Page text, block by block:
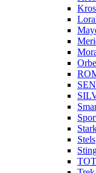
Stels